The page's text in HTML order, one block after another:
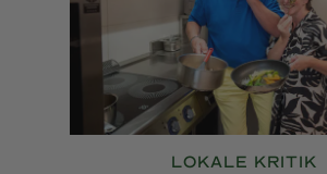
LOKALE KRITIK